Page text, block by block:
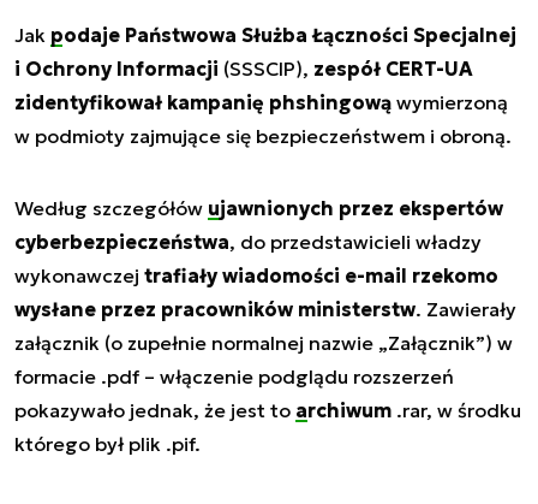
Jak podaje Państwowa Służba Łączności Specjalnej
i Ochrony Informacji (SSSCIP), zespół CERT-UA
zidentyfikował kampanię phshingową wymierzoną
w podmioty zajmujące się bezpieczeństwem i obroną.
Według szczegółów ujawnionych przez ekspertów
cyberbezpieczeństwa, do przedstawicieli władzy
wykonawczej trafiały wiadomości e-mail rzekomo
wysłane przez pracowników ministerstw. Zawierały
załącznik (o zupełnie normalnej nazwie „Załącznik”) w
formacie .pdf – włączenie podglądu rozszerzeń
pokazywało jednak, że jest to archiwum .rar, w środku
którego był plik .pif.